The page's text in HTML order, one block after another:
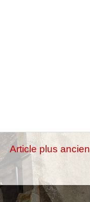
Article plus ancien